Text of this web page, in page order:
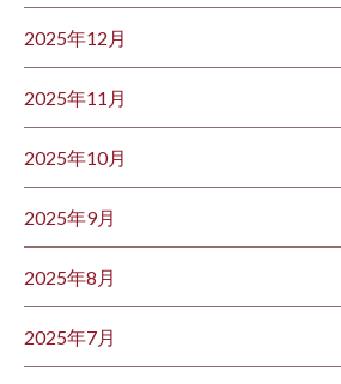
2025年12月
2025年11月
2025年10月
2025年9月
2025年8月
2025年7月